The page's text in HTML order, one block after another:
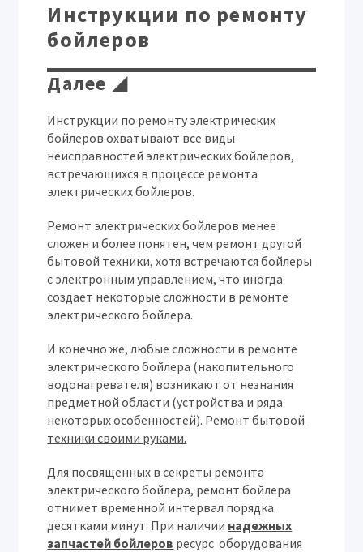
Инструкции по ремонту
бойлеров
Далее ◢
Инструкции по ремонту электрических
бойлеров охватывают все виды
неисправностей электрических бойлеров,
встречающихся в процессе ремонта
электрических бойлеров.
Ремонт электрических бойлеров менее
сложен и более понятен, чем ремонт другой
бытовой техники, хотя встречаются бойлеры
с электронным управлением, что иногда
создает некоторые сложности в ремонте
электрического бойлера.
И конечно же, любые сложности в ремонте
электрического бойлера (накопительного
водонагревателя) возникают от незнания
предметной области (устройства и ряда
некоторых особенностей). Ремонт бытовой
техники своими руками.
Для посвященных в секреты ремонта
электрического бойлера, ремонт бойлера
отнимет временной интервал порядка
десятками минут. При наличии надежных
запчастей бойлеров ресурс оборудования